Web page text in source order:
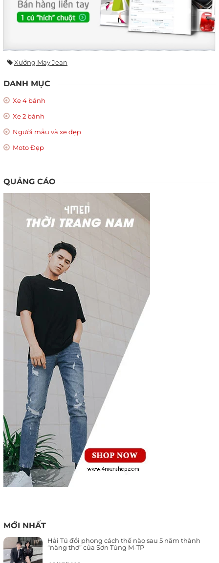
Xưởng May Jean
DANH MỤC
Xe 4 bánh
Xe 2 bánh
Người mẫu và xe đẹp
Moto Đẹp
QUẢNG CÁO
MỚI NHẤT
Hải Tú đổi phong cách thế nào sau 5 năm thành
“nàng thơ” của Sơn Tùng M-TP